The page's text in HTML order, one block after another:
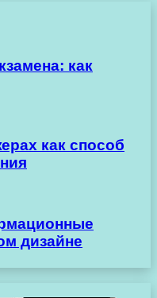
как
как способ
дизайне